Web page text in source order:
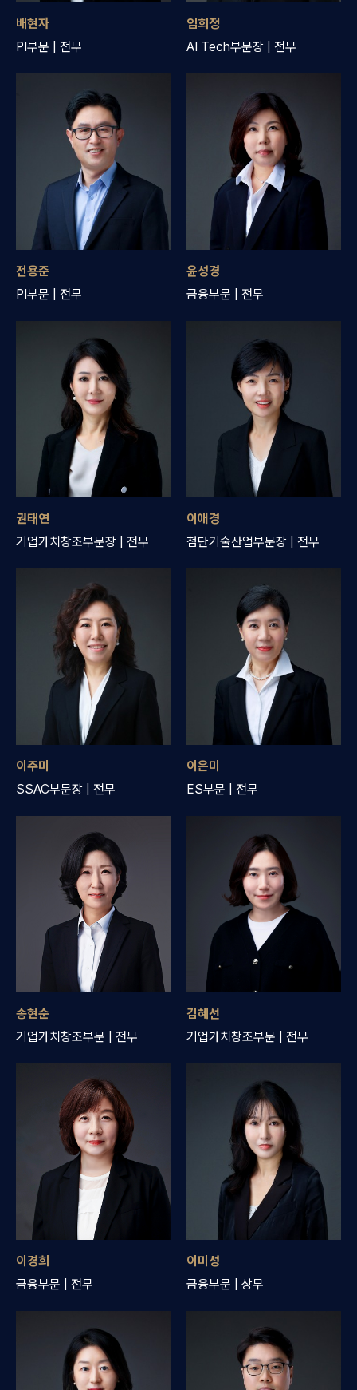
배현자
PI부문 | 전무
임희정
AI Tech부문장 | 전무
전용준
PI부문 | 전무
윤성경
금융부문 | 전무
권태연
기업가치창조부문장 | 전무
이애경
첨단기술산업부문장 | 전무
이주미
SSAC부문장 | 전무
이은미
ES부문 | 전무
송현순
기업가치창조부문 | 전무
김혜선
기업가치창조부문 | 전무
이경희
금융부문 | 전무
이미성
금융부문 | 상무